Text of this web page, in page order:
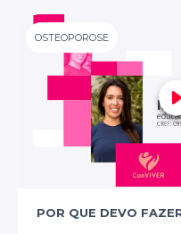
OSTEOPOROSE
POR QUE DEVO